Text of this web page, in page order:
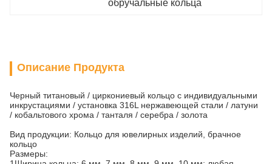
обручальные кольца
Описание Продукта
Черный титановый / циркониевый кольцо с индивидуальными
инкрустациями / установка 316L нержавеющей стали / латуни
/ кобальтового хрома / танталя / серебра / золота
Вид продукции: Кольцо для ювелирных изделий, брачное
кольцо
Размеры: